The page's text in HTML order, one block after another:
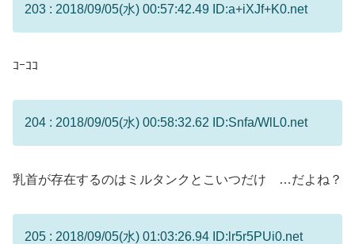
203 : 2018/09/05(水) 00:57:42.49 ID:a+iXJf+K0.net
ｺｰｺｺ
204 : 2018/09/05(水) 00:58:32.62 ID:Snfa/WlL0.net
乳首が存在するのはミルタンクとこいつだけ …だよね？
205 : 2018/09/05(水) 01:03:26.94 ID:lr5r5PUi0.net